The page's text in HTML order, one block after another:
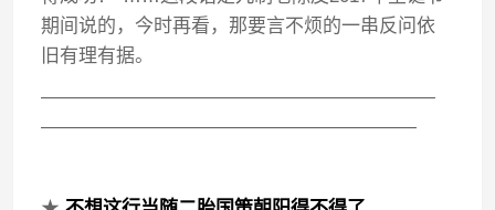
期间说的，今时再看，那要言不烦的一串反问依
旧有理有据。
—————————————————————
————————————————————